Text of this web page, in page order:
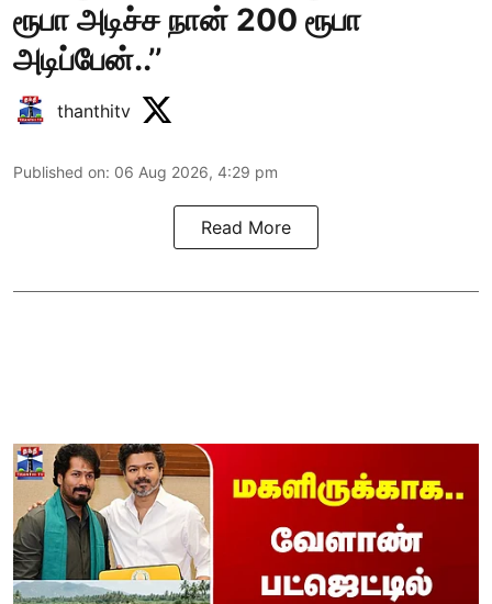
ரூபா அடிச்ச நான் 200 ரூபா
அடிப்பேன்..’’
thanthitv
Published on: 06 Aug 2026, 4:29 pm
Read More